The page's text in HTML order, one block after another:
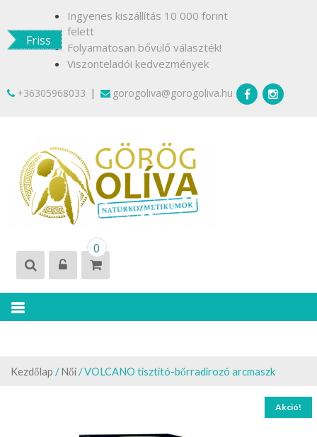
contentFriss
Ingyenes kiszállítás 10 000 forint
felett
Folyamatosan bővülő választék!
Viszonteladói kedvezmények
+36305968033 | gorogoliva@gorogoliva.hu
0
Kezdőlap /Női/ VOLCANO tisztító-bőrradírozó arcmaszk
Akció!